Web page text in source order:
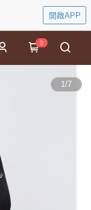
開啟APP
0
1/7